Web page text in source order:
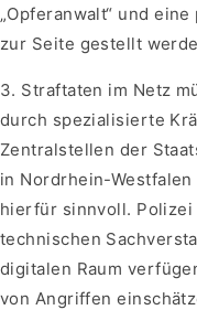
„Opferanwalt“ und
zur Seite gestellt
3. Straftaten im Netz
durch spezialisierte
Zentralstellen der
in Nordrhein-
hierfür sinnvoll.
technischen
digitalen Raum
von Angriffen